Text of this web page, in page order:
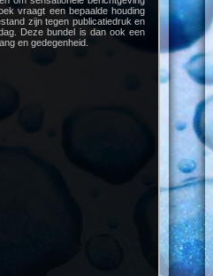
vraagt een bepaalde houding
zijn tegen publicatiedruk en
Deze bundel is dan ook een
en gedegenheid.